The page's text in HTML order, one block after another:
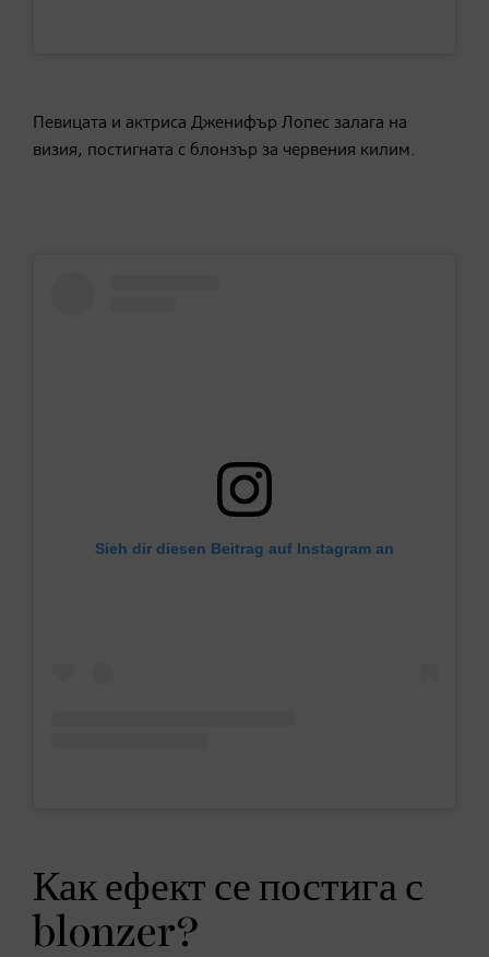
Певицата и актриса Дженифър Лопес залага на
визия, постигната с блонзър за червения килим.
Sieh dir diesen Beitrag auf Instagram an
Как ефект се постига с
blonzer?